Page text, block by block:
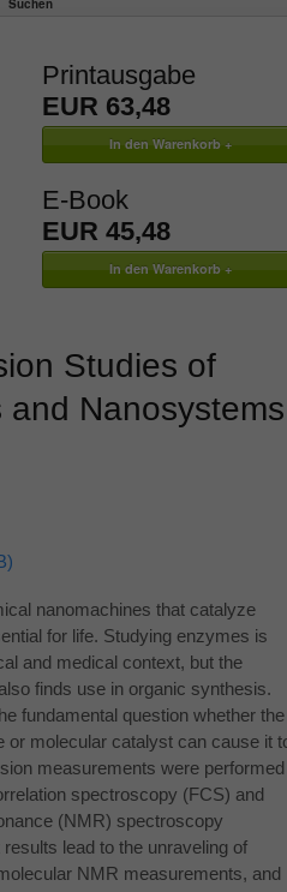
Printausgabe
EUR 63,48
E-Book
EUR 45,48
Studies of
Nanosystems
nanomachines that catalyze
for life. Studying enzymes is
and medical context, but the
finds use in organic synthesis.
fundamental question whether the
or molecular catalyst can cause it
measurements were performed
spectroscopy (FCS) and
(NMR) spectroscopy
lead to the unraveling of
NMR measurements, and